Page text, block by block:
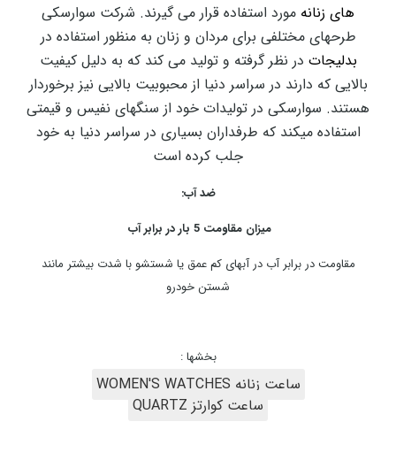
های زنانه مورد استفاده قرار می گیرند. شرکت سوارسکی
طرحهای مختلفی برای مردان و زنان به منظور استفاده در
بدلیجات در نظر گرفته و تولید می کند که به دلیل کیفیت
بالایی که دارند در سراسر دنیا از محبوبیت بالایی نیز برخوردار
هستند. سوارسکی در تولیدات خود از سنگهای نفیس و قیمتی
استفاده میکند که طرفداران بسیاری در سراسر دنیا به خود
جلب کرده است
ضد آب:
میزان مقاومت 5 بار در برابر آب
مقاومت در برابر آب در آبهای کم عمق یا شستشو با شدت بیشتر مانند
شستن خودرو
بخشها :
ساعت زنانه WOMEN'S WATCHES
ساعت کوارتز QUARTZ